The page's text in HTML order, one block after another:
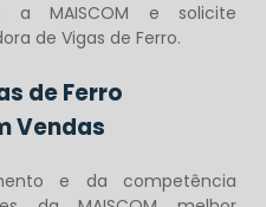
MAISCOM e solicite
de Vigas de Ferro.
de Ferro
Vendas
e da competência